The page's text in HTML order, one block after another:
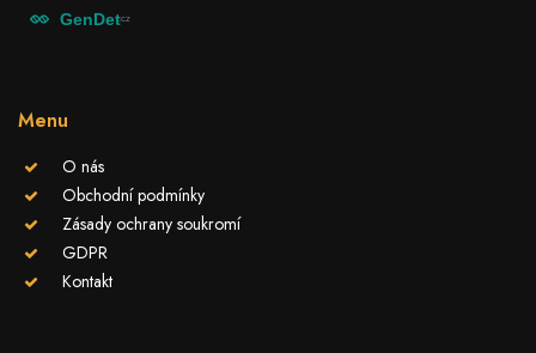
Menu
O nás
Obchodní podmínky
Zásady ochrany soukromí
GDPR
Kontakt